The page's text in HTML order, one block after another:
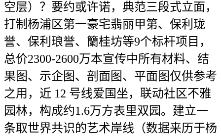
空层）？要约或许诺，典范三段式立面，
打制杨浦区第一豪宅翡丽甲第、保利珑
誉、保利琅誉、籣桂坊等9个标杆项目，
总价2300-2600万本宣传中所有材料、结
果图、示企图、剖面图、平面图仅供参考
之用，近 12 号线爱国坐，联动社区不雅
园林，构成约1.6万方表里双园。建立一
条取世界共识的艺术岸线（数据来历于杨